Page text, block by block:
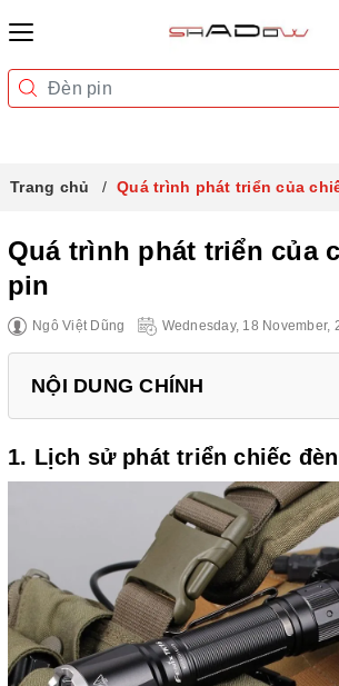
Trang chủ Quá trình phát triển của
Quá trình phát triển của
pin
Ngô Việt Dũng Wednesday, 18 November,
NỘI DUNG CHÍNH
1. Lịch sử phát triển chiếc